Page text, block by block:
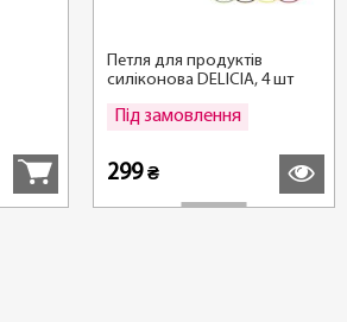
Петля для продуктів
силіконова DELICIA, 4 шт
Під замовлення
299₴